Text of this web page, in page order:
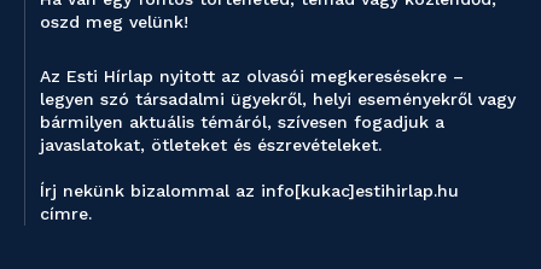
oszd meg velünk!
Az Esti Hírlap nyitott az olvasói megkeresésekre –
legyen szó társadalmi ügyekről, helyi eseményekről vagy
bármilyen aktuális témáról, szívesen fogadjuk a
javaslatokat, ötleteket és észrevételeket.
Írj nekünk bizalommal az info[kukac]estihirlap.hu
címre.